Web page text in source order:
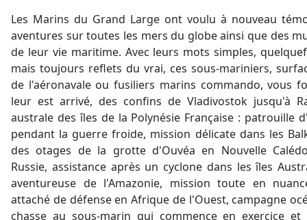
Les Marins du Grand Large ont voulu à nouveau
aventures sur toutes les mers du globe ainsi que des
de leur vie maritime. Avec leurs mots simples,
mais toujours reflets du vrai, ces sous-mariniers,
de l'aéronavale ou fusiliers marins commando, vous
leur est arrivé, des confins de Vladivostok jusqu'à
australe des îles de la Polynésie Française : patrouille
pendant la guerre froide, mission délicate dans les
des otages de la grotte d'Ouvéa en Nouvelle
Russie, assistance après un cyclone dans les îles
aventureuse de l'Amazonie, mission toute en
attaché de défense en Afrique de l'Ouest, campagne
chasse au sous-marin qui commence en exercice